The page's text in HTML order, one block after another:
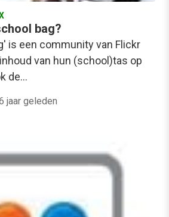
bag?
is een community van Flickr
van hun (school)tas op
de…
jaar geleden